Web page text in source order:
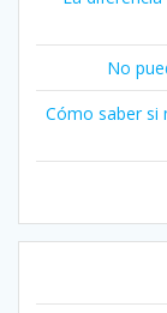
No
Cómo saber si